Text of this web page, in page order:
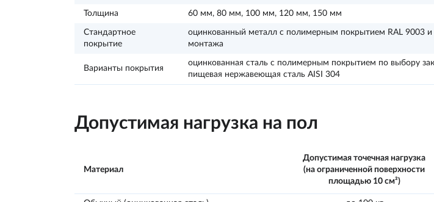
Толщина 60 мм, 80 мм, 100 мм, 120 мм, 150 мм
Стандартное
покрытие
оцинкованный металл с полимерным покрытием RAL 9003
монтажа
Варианты покрытия
оцинкованная сталь с полимерным покрытием по выбору
пищевая нержавеющая сталь AISI 304
Допустимая нагрузка на пол
Материал
Допустимая точечная нагрузка
(на ограниченной поверхности
площадью 10 см²)